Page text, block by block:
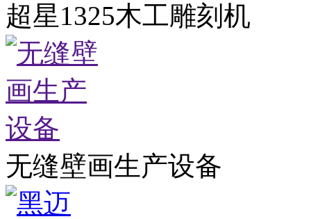
超星1325木工雕刻机
无缝壁画生产设备